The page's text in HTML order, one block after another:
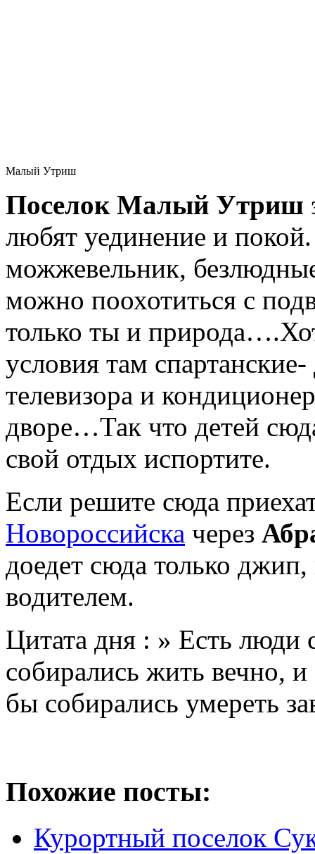
Малый Утриш
Поселок Малый Утриш
любят уединение и
можжевельник,
можно поохотиться с
только ты и
условия там
телевизора и
дворе…Так что детей
свой отдых испортите.
Если решите сюда
Новороссийска через
доедет сюда только
водителем.
Цитата дня : » Есть люди
собирались жить вечно, и
бы собирались умереть
Похожие посты:
Курортный поселок